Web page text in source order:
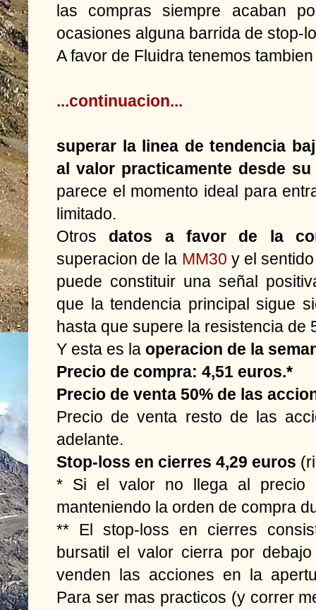
las compras siempre acaban
ocasiones alguna barrida de stop-
A favor de Fluidra tenemos
...continuacion...
superar la linea de tendencia
al valor practicamente desde
parece el momento ideal para
limitado.
Otros datos a favor de la
superacion de la MM30 y el
puede constituir una señal
que la tendencia principal sigue
hasta que supere la resistencia de
Y esta es la operacion de la
Precio de compra: 4,51 euros.*
Precio de venta 50% de las
Precio de venta resto de las
adelante.
Stop-loss en cierres 4,29 euros
* Si el valor no llega al precio
manteniendo la orden de compra
** El stop-loss en cierres
bursatil el valor cierra por
venden las acciones en la
Para ser mas practicos (y correr